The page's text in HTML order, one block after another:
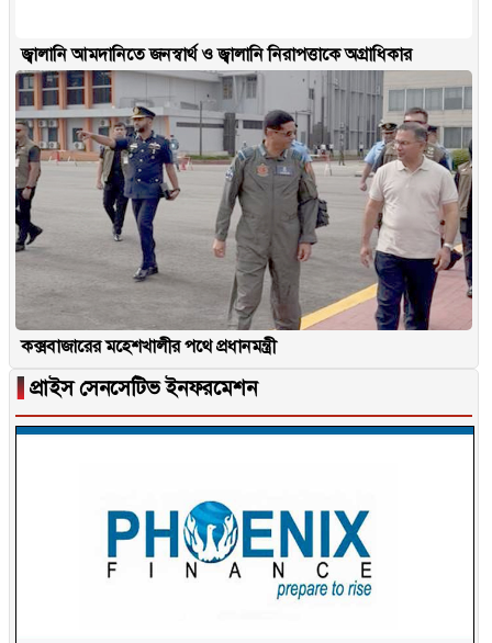
জ্বালানি আমদানিতে জনস্বার্থ ও জ্বালানি নিরাপত্তাকে অগ্রাধিকার
কক্সবাজারের মহেশখালীর পথে প্রধানমন্ত্রী
▐ প্রাইস সেনসেটিভ ইনফরমেশন